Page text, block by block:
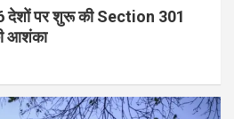
देशों पर शुरू की Section 301
आशंका